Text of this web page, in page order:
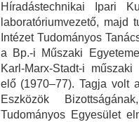
Híradástechnikai Ipari
laboratóriumvezető, majd
Intézet Tudományos
a Bp.-i Műszaki
Karl-Marx-Stadt-i
elő (1970–77). Tagja volt
Eszközök
Tudományos Egyesület